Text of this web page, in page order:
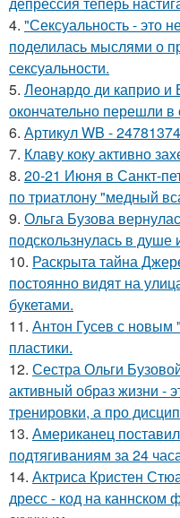
4. "Сексуальность - это
поделилась мыслями о
сексуальности.
5. Леонардо ди каприо и
окончательно перешли в
6. Артикул WB -
7. Клаву коку активно
8. 20-21 Июня в Санкт-
по триатлону "медный
9. Ольга Бузова
подскользнулась в душе
10. Раскрыта тайна
постоянно видят на
букетами.
11. Антон Гусев с
пластики.
12. Сестра Ольги
активный образ жизни -
тренировки, а про
13. Американец
подтягиваниям за 24
14. Актриса Кристен
дресс - код на каннском